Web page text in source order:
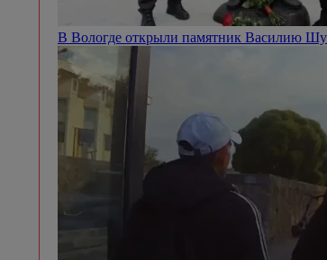
В Вологде открыли памятник Василию